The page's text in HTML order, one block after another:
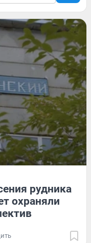
рудника
охраняли